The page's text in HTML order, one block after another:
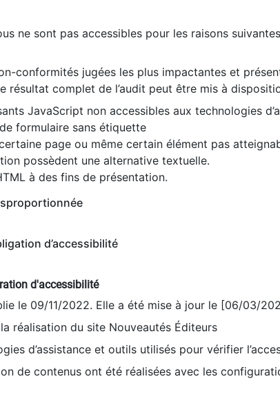
ne sont pas accessibles pour les raisons
conformités jugées les plus impactantes et
résultat complet de l’audit peut être mis à
JavaScript non accessibles aux technologies
formulaire sans étiquette
page ou même certain élément pas
possèdent une alternative textuelle.
à des fins de présentation.
d’accessibilité
d'accessibilité
le 09/11/2022. Elle a été mise à jour le [06/03/
réalisation du site Nouveautés Éditeurs
d’assistance et outils utilisés pour vérifier
de contenus ont été réalisées avec les